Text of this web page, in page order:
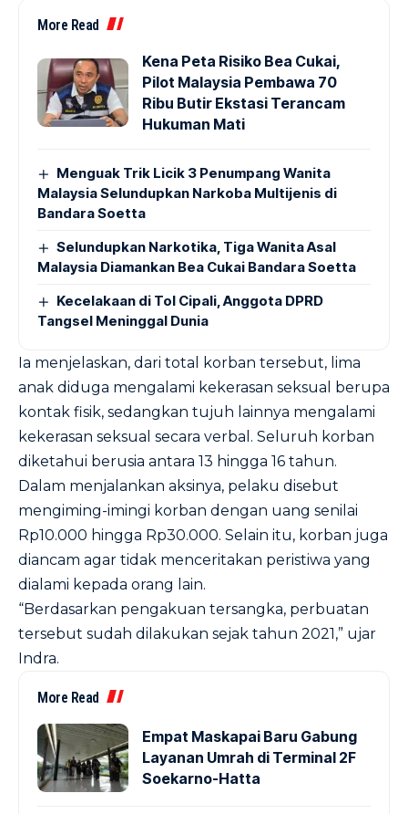
More Read
Kena Peta Risiko Bea Cukai,
Pilot Malaysia Pembawa 70
Ribu Butir Ekstasi Terancam
Hukuman Mati
Menguak Trik Licik 3 Penumpang Wanita
Malaysia Selundupkan Narkoba Multijenis di
Bandara Soetta
Selundupkan Narkotika, Tiga Wanita Asal
Malaysia Diamankan Bea Cukai Bandara Soetta
Kecelakaan di Tol Cipali, Anggota DPRD
Tangsel Meninggal Dunia
Ia menjelaskan, dari total korban tersebut, lima
anak diduga mengalami kekerasan seksual berupa
kontak fisik, sedangkan tujuh lainnya mengalami
kekerasan seksual secara verbal. Seluruh korban
diketahui berusia antara 13 hingga 16 tahun.
Dalam menjalankan aksinya, pelaku disebut
mengiming-imingi korban dengan uang senilai
Rp10.000 hingga Rp30.000. Selain itu, korban juga
diancam agar tidak menceritakan peristiwa yang
dialami kepada orang lain.
“Berdasarkan pengakuan tersangka, perbuatan
tersebut sudah dilakukan sejak tahun 2021,” ujar
Indra.
More Read
Empat Maskapai Baru Gabung
Layanan Umrah di Terminal 2F
Soekarno-Hatta